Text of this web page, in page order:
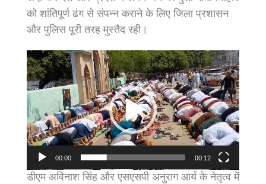
को शांतिपूर्ण ढंग से संपन्न कराने के लिए जिला प्रशासन
और पुलिस पूरी तरह मुस्तैद रही।
Video
Player
00:00 00:12
डीएम अविनाश सिंह और एसएसपी अनुराग आर्य के नेतृत्व में